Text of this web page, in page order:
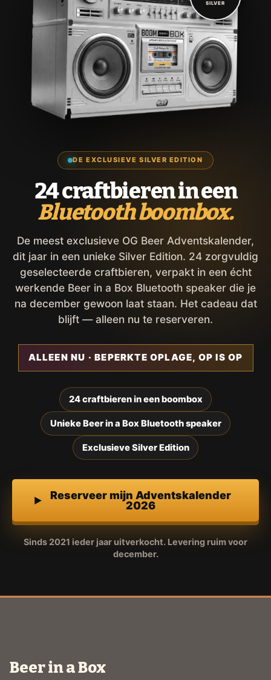
DE EXCLUSIEVE SILVER EDITION
24 craftbieren in een
Bluetooth boombox.
De meest exclusieve OG Beer Adventskalender,
dit jaar in een unieke Silver Edition. 24 zorgvuldig
geselecteerde craftbieren, verpakt in een écht
werkende Beer in a Box Bluetooth speaker die je
na december gewoon laat staan. Het cadeau dat
blijft — alleen nu te reserveren.
ALLEEN NU · BEPERKTE OPLAGE, OP IS OP
24 craftbieren in een boombox
Unieke Beer in a Box Bluetooth speaker
Exclusieve Silver Edition
Reserveer mijn Adventskalender
2026
Sinds 2021 ieder jaar uitverkocht. Levering ruim voor
december.
SILVER
Beer in a Box